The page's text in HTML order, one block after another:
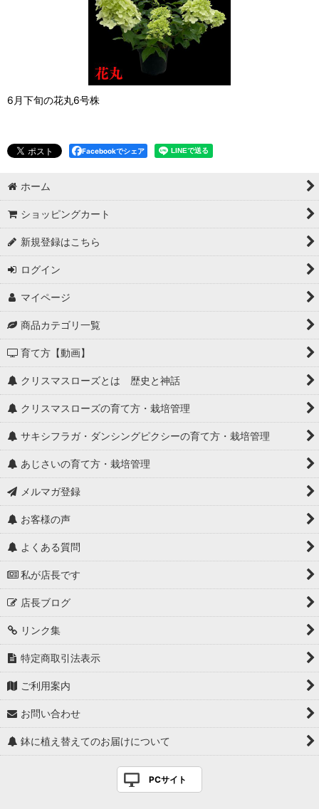
6月下旬の花丸6号株
Facebookでシェア
ホーム
ショッピングカート
新規登録はこちら
ログイン
マイページ
商品カテゴリ一覧
育て方【動画】
クリスマスローズとは 歴史と神話
クリスマスローズの育て方・栽培管理
サキシフラガ・ダンシングピクシーの育て方・栽培管理
あじさいの育て方・栽培管理
メルマガ登録
お客様の声
よくある質問
私が店長です
店長ブログ
リンク集
特定商取引法表示
ご利用案内
お問い合わせ
鉢に植え替えてのお届けについて
PCサイト